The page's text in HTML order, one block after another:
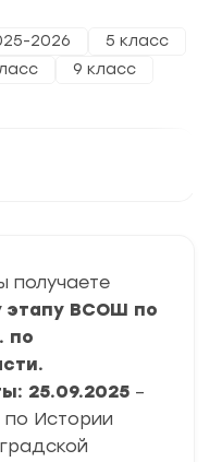
2026
5 класс
9 класс
получаете
этапу ВСОШ по
по
25.09.2025 –
Истории